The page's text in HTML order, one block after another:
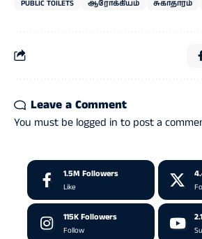
PUBLIC TOILETS ஆரோக்கியம் சுகாதாரம்
Leave a Comment
You must be logged in to post a
1.5M Followers
Like
115KFollowers
Follow